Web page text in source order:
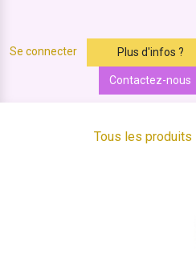
Se connecter Plus d'infos ?
Contactez-nous
Tous les produits